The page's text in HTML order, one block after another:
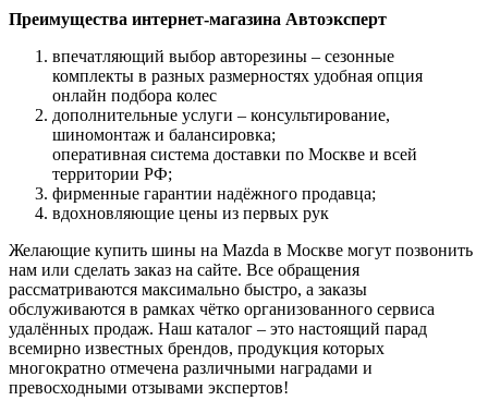
Преимущества интернет-магазина Автоэксперт
впечатляющий выбор авторезины – сезонные
комплекты в разных размерностях удобная опция
онлайн подбора колес
дополнительные услуги – консультирование,
шиномонтаж и балансировка;
оперативная система доставки по Москве и всей
территории РФ;
фирменные гарантии надёжного продавца;
вдохновляющие цены из первых рук
Желающие купить шины на Mazda в Москве могут позвонить
нам или сделать заказ на сайте. Все обращения
рассматриваются максимально быстро, а заказы
обслуживаются в рамках чётко организованного сервиса
удалённых продаж. Наш каталог – это настоящий парад
всемирно известных брендов, продукция которых
многократно отмечена различными наградами и
превосходными отзывами экспертов!